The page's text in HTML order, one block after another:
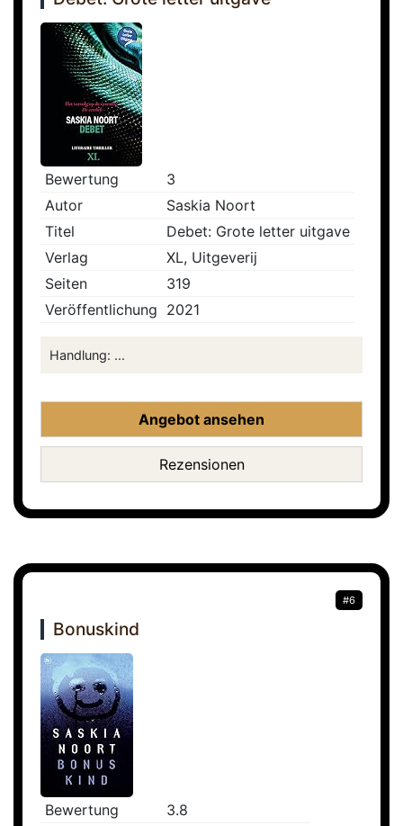
Bewertung
3
Autor
Saskia Noort
Titel
Debet: Grote letter uitgave
Verlag
XL, Uitgeverij
Seiten
319
Veröffentlichung 2021
Handlung: ...
Angebot ansehen
Rezensionen
#6
Bonuskind
Bewertung
3.8